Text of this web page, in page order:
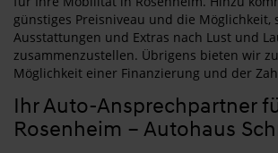
günstiges Preisniveau und die Möglichkeit,
Ausstattungen und Extras nach Lust und
zusammenzustellen. Übrigens bieten wir
Möglichkeit einer Finanzierung und der
Ihr Auto-Ansprechpartner
Rosenheim – Autohaus